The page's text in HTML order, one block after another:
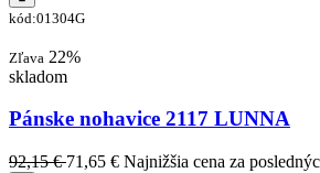
kód:01304G
Zľava 22%
skladom
Pánske nohavice 2117 LUNNA
92,15 €71,65 € Najnižšia cena za